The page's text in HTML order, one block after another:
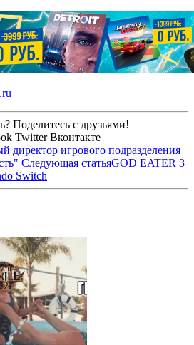
Поделитесь с друзьями!
Twitter Вконтакте
директор игрового подразделения
Следующая статьяGOD EATER 3
Switch